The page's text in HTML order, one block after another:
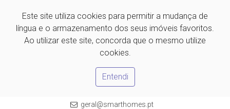
Este site utiliza cookies para permitir a mudança de
língua e o armazenamento dos seus imóveis favoritos.
Ao utilizar este site, concorda que o mesmo utilize
cookies.
Entendi
geral@smarthomes.pt